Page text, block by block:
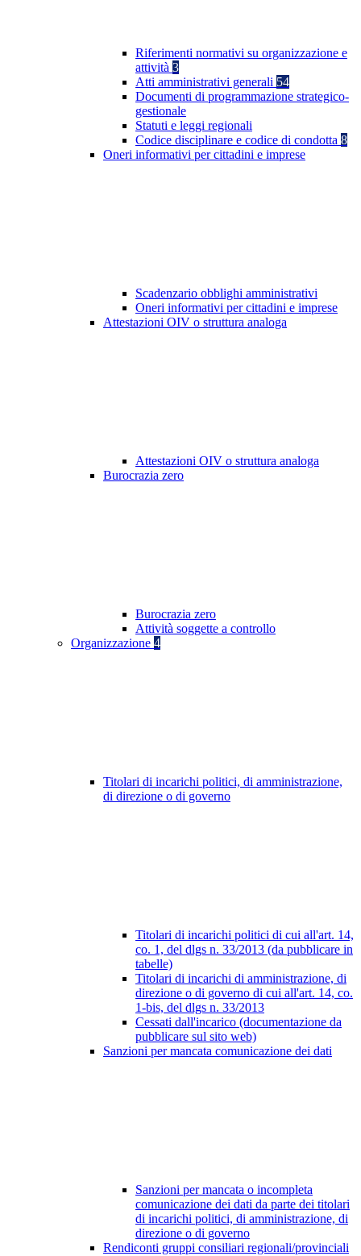
Riferimenti normativi su organizzazione e
attività 3
Atti amministrativi generali 54
Documenti di programmazione strategico-
gestionale
Statuti e leggi regionali
Codice disciplinare e codice di condotta 8
Oneri informativi per cittadini e imprese
Scadenzario obblighi amministrativi
Oneri informativi per cittadini e imprese
Attestazioni OIV o struttura analoga
Attestazioni OIV o struttura analoga
Burocrazia zero
Burocrazia zero
Attività soggette a controllo
Organizzazione 4
Titolari di incarichi politici, di amministrazione,
di direzione o di governo
Titolari di incarichi politici di cui all'art. 14,
co. 1, del dlgs n. 33/2013 (da pubblicare in
tabelle)
Titolari di incarichi di amministrazione, di
direzione o di governo di cui all'art. 14, co.
1-bis, del dlgs n. 33/2013
Cessati dall'incarico (documentazione da
pubblicare sul sito web)
Sanzioni per mancata comunicazione dei dati
Sanzioni per mancata o incompleta
comunicazione dei dati da parte dei titolari
di incarichi politici, di amministrazione, di
direzione o di governo
Rendiconti gruppi consiliari regionali/provinciali